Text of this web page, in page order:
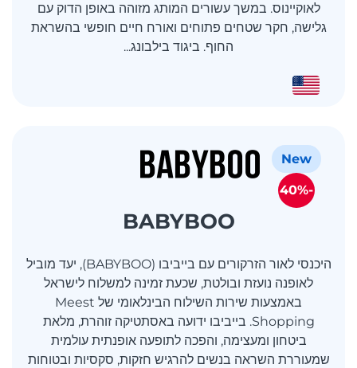
לאוקיינוס. במשך עשורים המותג מזוהה באופן הדוק עם
גלישה, חקר שטחים פתוחים ואורח חיים חופשי בהשראת
החוף. ביגוד בילבונג...
BABYBOO
היכנסי לאור הזרקורים עם בייביבו (BABYBOO), יעד מוביל
לאופנה נועזת ובולטת, שכעת זמינה למשלוח לישראל
באמצעות שירות השילוח הבינלאומי של Meest
Shopping. בייביבו ידועה באסתטיקה זוהרת, מלאת
ביטחון ומעצימה, והפכה לתופעה אופנתית עולמית
שמעוררת השראה בנשים להרגיש חזקות, סקסיות ובטוחות
New
-40%